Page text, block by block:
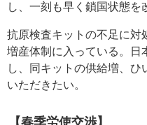
し、一刻も早く鎖国状態を
抗原検査キットの不足に対
増産体制に入っている。日
し、同キットの供給増、ひ
いただきたい。
【春季労使交渉】